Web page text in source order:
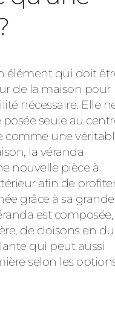
élément qui doit
de la maison pour
nécessaire. Elle
seule au
comme une
la véranda
nouvelle pièce à
afin de
grâce à sa grande
est composée,
de cloisons en
qui peut aussi
selon les